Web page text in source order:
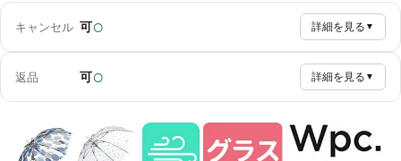
キャンセル 可○ 詳細を見る ▼
返品 可○ 詳細を見る ▼